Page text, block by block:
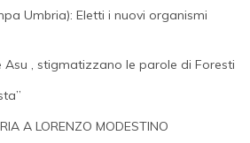
Umbria): Eletti i nuovi organismi
Asu , stigmatizzano le parole di Foresti
A LORENZO MODESTINO